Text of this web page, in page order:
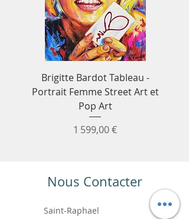
Brigitte Bardot Tableau -
Portrait Femme Street Art et
Pop Art
Prix
1 599,00 €
Nous Contacter
Saint-Raphael